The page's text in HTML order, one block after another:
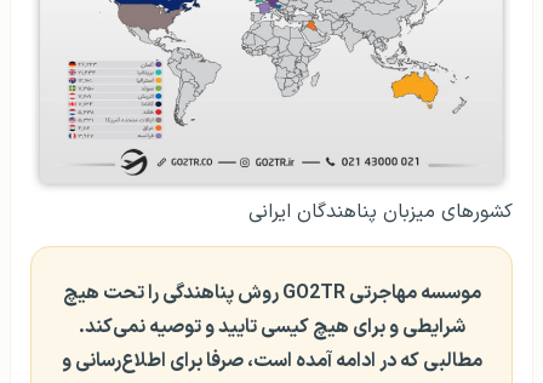
کشورهای میزبان پناهندگان ایرانی
موسسه مهاجرتی GO2TR روش پناهندگی را تحت هیچ
شرایطی و برای هیچ کیسی تایید و توصیه نمی‌کند.
مطالبی که در ادامه آمده است، صرفا برای اطلاع‌رسانی و